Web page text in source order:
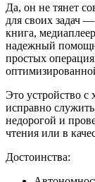
Да, он не тянет
для своих задач
книга,
надежный
простых
Это устройство с
исправно
недорогой и
чтения или в
Достоинства: